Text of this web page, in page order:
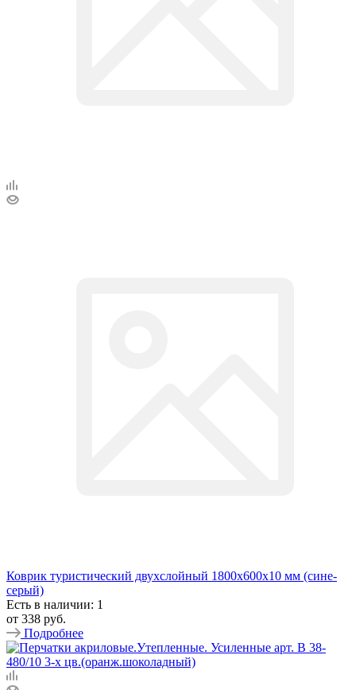
Коврик туристический двухслойный 1800х600х10 мм (сине-
серый)
Есть в наличии: 1
от 338 руб.
Подробнее